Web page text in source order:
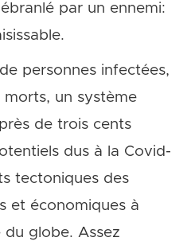
par un ennemi:
personnes infectées,
un système
de trois cents
dus à la Covid-
tectoniques des
et économiques à
du globe. Assez